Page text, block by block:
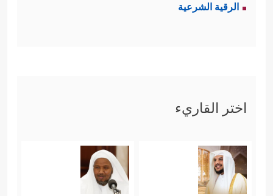
مفتوح.
﴿وَإِذَا جَاۤءَكَ ٱلَّذِینَ یُؤۡمِنُونَ بِـَٔایَـٰتِنَا فَقُلۡ سَلَـٰمٌ عَلَیۡكُمۡۖ
كَتَبَ رَبُّكُمۡ عَلَىٰ نَفۡسِهِ ٱلرَّحۡمَةَ أَنَّهُۥ مَنۡ عَمِلَ مِنكُمۡ
سُوۤءَۢا بِجَهَـٰلَةࣲ ثُمَّ تَابَ مِنۢ بَعۡدِهِۦ وَأَصۡلَحَ فَأَنَّهُۥ غَفُورࣱ
الرقية الشرعية
اختر القاريء